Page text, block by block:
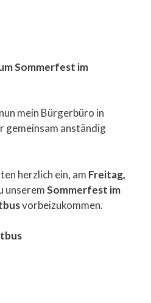
Sommerfest im
mein Bürgerbüro in
gemeinsam anständig
herzlich ein, am Freitag,
unseremSommerfest im
vorbeizukommen.